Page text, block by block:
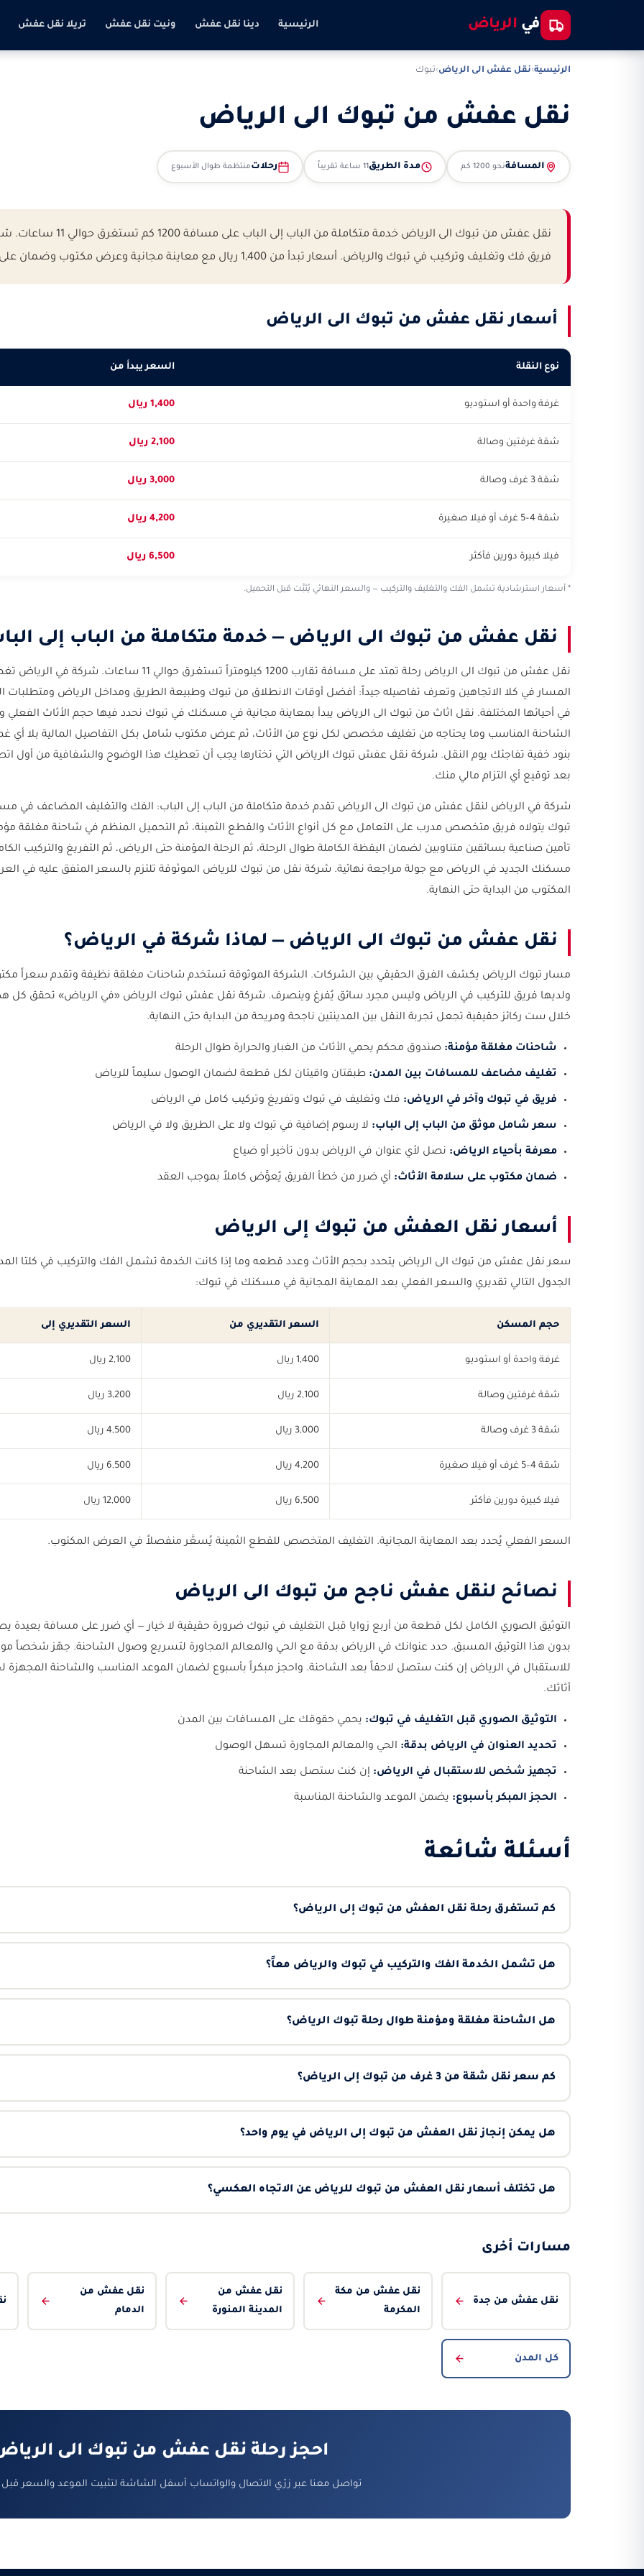
في الرياض الرئيسية دينا نقل عفش ونيت نقل عفش تريلا نقل عفش
الرئيسية›نقل عفش الى الرياض›تبوك
نقل عفش من تبوك الى الرياض
المسافةنحو 1200 كم مدة الطريق11 ساعة تقريباً رحلاتمنتظمة طوال الأسبوع
نقل عفش من تبوك الى الرياض
فريق فك وتغليف وتركيب في تبوك والرياض. أسعار تبدأ من 1,400 ريال مع معاينة مجانية وعرض مكتوب وضمان على سلامة الأثاث.
أسعار نقل عفش من تبوك الى الرياض
نوع النقلة السعر يبدأ من
غرفة واحدة أو استوديو 1,400 ريال
شقة غرفتين وصالة 2,100 ريال
شقة 3 غرف وصالة 3,000 ريال
شقة 4–5 غرف أو فيلا صغيرة 4,200 ريال
فيلا كبيرة دورين فأكثر 6,500 ريال
* أسعار استرشادية تشمل الفك والتغليف والتركيب — والسعر النهائي يُثبَّت قبل التحميل.
نقل عفش من تبوك الى الرياض — خدمة متكاملة من الباب إلى
نقل عفش من تبوك الى الرياض رحلة تمتد على مسافة تقارب 1200 كيلومتراً تستغرق حوالي 11 ساعات.
المسار في كلا الاتجاهين وتعرف تفاصيله جيداً: أفضل أوقات الانطلاق من تبوك وطبيعة الطريق ومداخل الرياض ومتطلبات
في أحيائها المختلفة. نقل اثاث من تبوك الى الرياض يبدأ بمعاينة مجانية في مسكنك في تبوك نحدد فيها حجم الأثاث الفعلي
الشاحنة المناسب وما يحتاجه من تغليف مخصص لكل نوع من الأثاث، ثم عرض مكتوب شامل بكل التفاصيل المالية بلا أي
بنود خفية تفاجئك يوم النقل. شركة نقل عفش تبوك الرياض التي تختارها يجب أن تعطيك هذا الوضوح والشفافية من أول
بعد توقيع أي التزام مالي منك.
شركة في الرياض لنقل عفش من تبوك الى الرياض تقدم خدمة متكاملة من الباب إلى الباب: الفك والتغليف المضاعف في
تبوك يتولاه فريق متخصص مدرب على التعامل مع كل أنواع الأثاث والقطع الثمينة، ثم التحميل المنظم في شاحنة مغلقة
تأمين صناعية بسائقين متناوبين لضمان اليقظة الكاملة طوال الرحلة، ثم الرحلة المؤمنة حتى الرياض، ثم التفريغ والتركيب
مسكنك الجديد في الرياض مع جولة مراجعة نهائية. شركة نقل من تبوك للرياض الموثوقة تلتزم بالسعر المتفق عليه في
المكتوب من البداية حتى النهاية.
نقل عفش من تبوك الى الرياض — لماذا شركة في الرياض؟
مسار تبوك الرياض يكشف الفرق الحقيقي بين الشركات. الشركة الموثوقة تستخدم شاحنات مغلقة نظيفة وتقدم سعراً
ولديها فريق للتركيب في الرياض وليس مجرد سائق يُفرغ وينصرف. شركة نقل عفش تبوك الرياض «في الرياض» تحقق كل
خلال ست ركائز حقيقية تجعل تجربة النقل بين المدينتين ناجحة ومريحة من البداية حتى النهاية.
شاحنات مغلقة مؤمنة: صندوق محكم يحمي الأثاث من الغبار والحرارة طوال الرحلة
تغليف مضاعف للمسافات بين المدن: طبقتان واقيتان لكل قطعة لضمان الوصول سليماً للرياض
فريق في تبوك وآخر في الرياض: فك وتغليف في تبوك وتفريغ وتركيب كامل في الرياض
سعر شامل موثق من الباب إلى الباب: لا رسوم إضافية في تبوك ولا على الطريق ولا في الرياض
معرفة بأحياء الرياض: نصل لأي عنوان في الرياض بدون تأخير أو ضياع
ضمان مكتوب على سلامة الأثاث: أي ضرر من خطأ الفريق يُعوَّض كاملاً بموجب العقد
أسعار نقل العفش من تبوك إلى الرياض
سعر نقل عفش من تبوك الى الرياض يتحدد بحجم الأثاث وعدد قطعه وما إذا كانت الخدمة تشمل الفك والتركيب في كلتا
الجدول التالي تقديري والسعر الفعلي بعد المعاينة المجانية في مسكنك في تبوك:
حجم المسكن السعر التقديري من السعر التقديري إلى
غرفة واحدة أو استوديو 1,400 ريال 2,100 ريال
شقة غرفتين وصالة 2,100 ريال 3,200 ريال
شقة 3 غرف وصالة 3,000 ريال 4,500 ريال
شقة 4–5 غرف أو فيلا صغيرة 4,200 ريال 6,500 ريال
فيلا كبيرة دورين فأكثر 6,500 ريال 12,000 ريال
السعر الفعلي يُحدد بعد المعاينة المجانية. التغليف المتخصص للقطع الثمينة يُسعَّر منفصلاً في العرض المكتوب.
نصائح لنقل عفش ناجح من تبوك الى الرياض
التوثيق الصوري الكامل لكل قطعة من أربع زوايا قبل التغليف في تبوك ضرورة حقيقية لا خيار — أي ضرر على مسافة بعيدة
بدون هذا التوثيق المسبق. حدد عنوانك في الرياض بدقة مع الحي والمعالم المجاورة لتسريع وصول الشاحنة. جهّز شخصاً
للاستقبال في الرياض إن كنت ستصل لاحقاً بعد الشاحنة. واحجز مبكراً بأسبوع لضمان الموعد المناسب والشاحنة المجهزة
أثاثك.
التوثيق الصوري قبل التغليف في تبوك: يحمي حقوقك على المسافات بين المدن
تحديد العنوان في الرياض بدقة: الحي والمعالم المجاورة تسهل الوصول
تجهيز شخص للاستقبال في الرياض: إن كنت ستصل بعد الشاحنة
الحجز المبكر بأسبوع: يضمن الموعد والشاحنة المناسبة
أسئلة شائعة
كم تستغرق رحلة نقل العفش من تبوك إلى الرياض؟
هل تشمل الخدمة الفك والتركيب في تبوك والرياض معاً؟
هل الشاحنة مغلقة ومؤمنة طوال رحلة تبوك الرياض؟
كم سعر نقل شقة من 3 غرف من تبوك إلى الرياض؟
هل يمكن إنجاز نقل العفش من تبوك إلى الرياض في يوم واحد؟
هل تختلف أسعار نقل العفش من تبوك للرياض عن الاتجاه العكسي؟
مسارات أخرى
نقل عفش من جدة
نقل عفش من مكة
المكرمة
نقل عفش من
المدينة المنورة
نقل عفش من
الدمام
كل المدن
احجز رحلة نقل عفش من تبوك الى
تواصل معنا عبر زرّي الاتصال والواتساب أسفل الشاشة لتثبيت الموعد والسعر قبل